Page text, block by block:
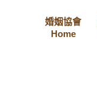
婚姻協會
Home